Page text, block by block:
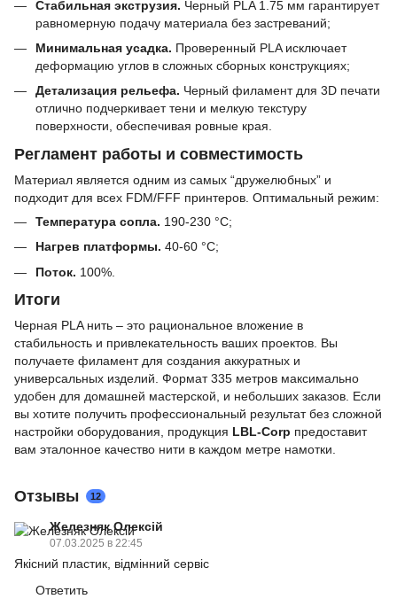
Стабильная экструзия. Черный PLA 1.75 мм гарантирует
равномерную подачу материала без застреваний;
Минимальная усадка. Проверенный PLA исключает
деформацию углов в сложных сборных конструкциях;
Детализация рельефа. Черный филамент для 3D печати
отлично подчеркивает тени и мелкую текстуру
поверхности, обеспечивая ровные края.
Регламент работы и совместимость
Материал является одним из самых “дружелюбных” и
подходит для всех FDM/FFF принтеров. Оптимальный режим:
Температура сопла. 190-230 °C;
Нагрев платформы. 40-60 °C;
Поток. 100%.
Итоги
Черная PLA нить – это рациональное вложение в
стабильность и привлекательность ваших проектов. Вы
получаете филамент для создания аккуратных и
универсальных изделий. Формат 335 метров максимально
удобен для домашней мастерской, и небольших заказов. Если
вы хотите получить профессиональный результат без сложной
настройки оборудования, продукция LBL-Corp предоставит
вам эталонное качество нити в каждом метре намотки.
Отзывы 12
Железняк Олексій
07.03.2025 в 22:45
Якісний пластик, відмінний сервіс
Ответить